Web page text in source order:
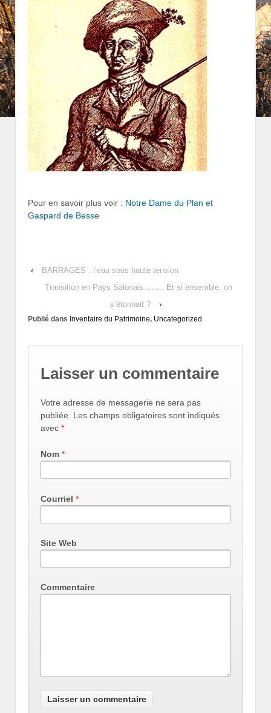
Pour en savoir plus voir : Notre Dame du Plan et
Gaspard de Besse
‹
BARRAGES : l’eau sous haute tension
Transition en Pays Salonais…….. Et si ensemble, on
s’étonnait ?
›
Publié dans Inventaire du Patrimoine, Uncategorized
Laisser un commentaire
Votre adresse de messagerie ne sera pas
publiée. Les champs obligatoires sont indiqués
avec *
Nom *
Courriel *
Site Web
Commentaire